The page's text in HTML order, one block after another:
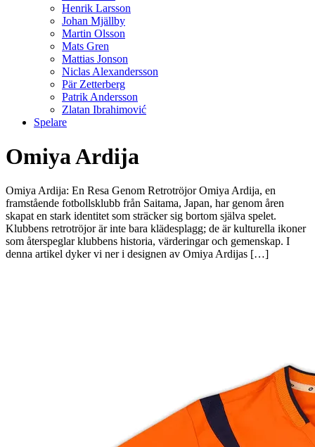
Henrik Larsson
Johan Mjällby
Martin Olsson
Mats Gren
Mattias Jonson
Niclas Alexandersson
Pär Zetterberg
Patrik Andersson
Zlatan Ibrahimović
Spelare
Omiya Ardija
Omiya Ardija: En Resa Genom Retrotröjor Omiya Ardija, en
framstående fotbollsklubb från Saitama, Japan, har genom åren
skapat en stark identitet som sträcker sig bortom själva spelet.
Klubbens retrotröjor är inte bara klädesplagg; de är kulturella ikoner
som återspeglar klubbens historia, värderingar och gemenskap. I
denna artikel dyker vi ner i designen av Omiya Ardijas […]